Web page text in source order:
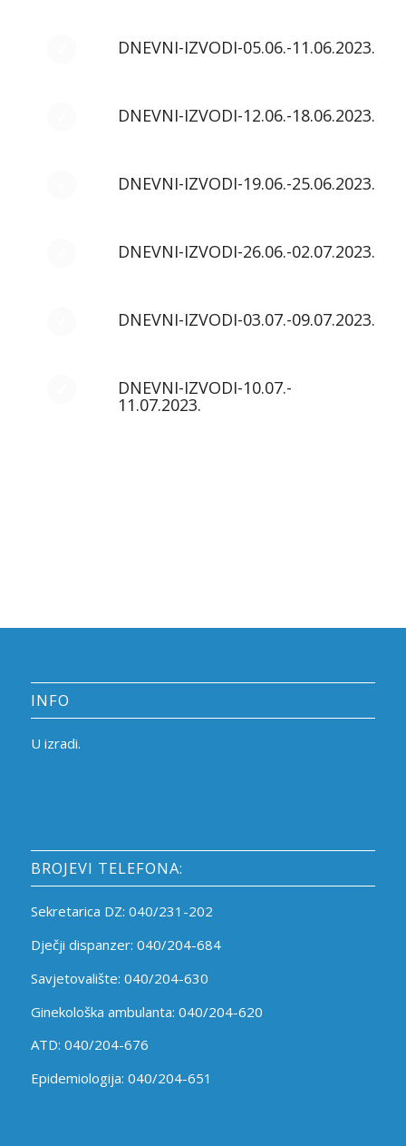
DNEVNI-IZVODI-05.06.-11.06.2023.
DNEVNI-IZVODI-12.06.-18.06.2023.
DNEVNI-IZVODI-19.06.-25.06.2023.
DNEVNI-IZVODI-26.06.-02.07.2023.
DNEVNI-IZVODI-03.07.-09.07.2023.
DNEVNI-IZVODI-10.07.-
11.07.2023.
INFO
U izradi.
BROJEVI TELEFONA:
Sekretarica DZ: 040/231-202
Dječji dispanzer: 040/204-684
Savjetovalište: 040/204-630
Ginekološka ambulanta: 040/204-620
ATD: 040/204-676
Epidemiologija: 040/204-651